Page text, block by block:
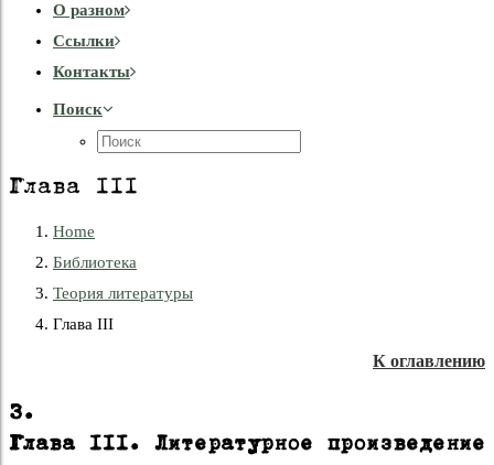
О разном
Cсылки
Контакты
Поиск
Глава III
Home
Библиотека
Теория литературы
Глава III
К оглавлению
3.
Глава III. Литературное произведение